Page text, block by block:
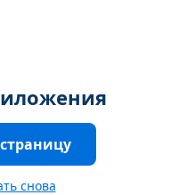
снова